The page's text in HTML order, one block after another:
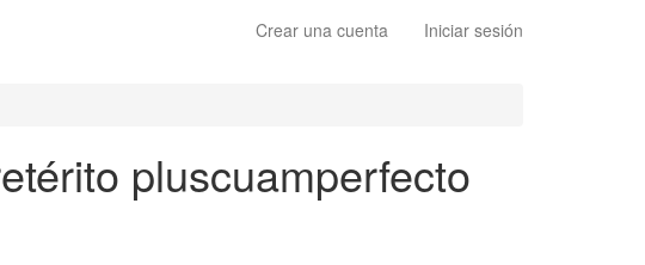
Crear una cuenta Iniciar sesión
pluscuamperfecto